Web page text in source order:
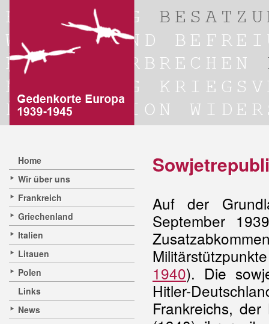
Home
Wir über uns
Frankreich
Griechenland
Italien
Litauen
Polen
Links
News
Auf der
September
1940). Die
Hitler-
Frankreichs,